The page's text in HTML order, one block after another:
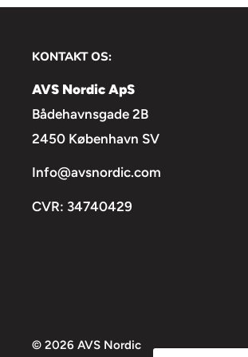
KONTAKT OS:
AVS Nordic ApS
Bådehavnsgade 2B
2450 København SV
Info@avsnordic.com
CVR: 34740429
© 2026 AVS Nordic